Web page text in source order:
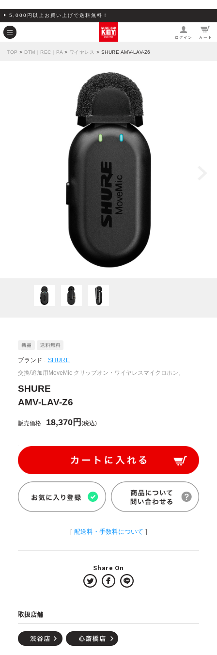
5,000円以上お買い上げで送料無料！
ログイン カート
TOP > DTM｜REC｜PA > ワイヤレス > SHURE AMV-LAV-Z6
ブランド : SHURE
交換/追加用MoveMic クリップオン・ワイヤレスマイクロホン。
SHURE
AMV-LAV-Z6
販売価格 18,370円(税込)
[ 配送料・手数料について ]
Share On
取扱店舗